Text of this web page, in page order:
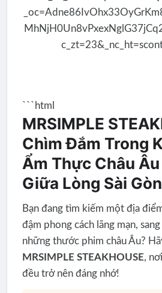
```html
MRSIMPLE
Chìm Đắm Trong
Ẩm Thực Châu
Giữa Lòng Sài Gòn
Bạn đang tìm kiếm một địa
đậm phong cách lãng mạn,
những thước phim châu Âu?
MRSIMPLE STEAKHOUSE,
đều trở nên đáng nhớ!